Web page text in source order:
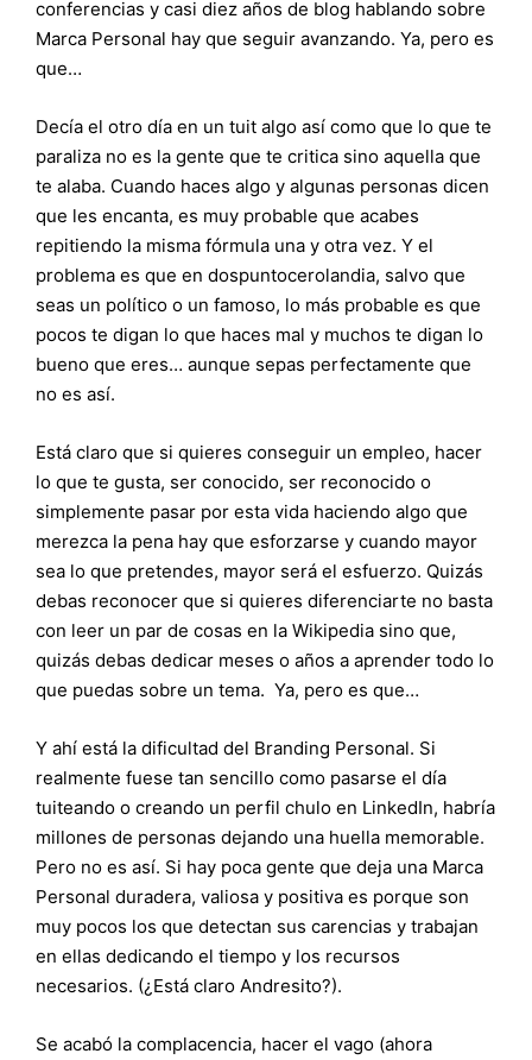
conferencias y casi diez años de blog hablando sobre
Marca Personal hay que seguir avanzando. Ya, pero es
que…
Decía el otro día en un tuit algo así como que lo que te
paraliza no es la gente que te critica sino aquella que
te alaba. Cuando haces algo y algunas personas dicen
que les encanta, es muy probable que acabes
repitiendo la misma fórmula una y otra vez. Y el
problema es que en dospuntocerolandia, salvo que
seas un político o un famoso, lo más probable es que
pocos te digan lo que haces mal y muchos te digan lo
bueno que eres… aunque sepas perfectamente que
no es así.
Está claro que si quieres conseguir un empleo, hacer
lo que te gusta, ser conocido, ser reconocido o
simplemente pasar por esta vida haciendo algo que
merezca la pena hay que esforzarse y cuando mayor
sea lo que pretendes, mayor será el esfuerzo. Quizás
debas reconocer que si quieres diferenciarte no basta
con leer un par de cosas en la Wikipedia sino que,
quizás debas dedicar meses o años a aprender todo lo
que puedas sobre un tema. Ya, pero es que…
Y ahí está la dificultad del Branding Personal. Si
realmente fuese tan sencillo como pasarse el día
tuiteando o creando un perfil chulo en LinkedIn, habría
millones de personas dejando una huella memorable.
Pero no es así. Si hay poca gente que deja una Marca
Personal duradera, valiosa y positiva es porque son
muy pocos los que detectan sus carencias y trabajan
en ellas dedicando el tiempo y los recursos
necesarios. (¿Está claro Andresito?).
Se acabó la complacencia, hacer el vago (ahora